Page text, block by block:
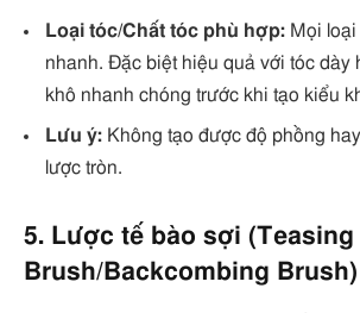
Loại tóc/Chất tóc phù hợp: Mọi
nhanh. Đặc biệt hiệu quả với tóc dày
khô nhanh chóng trước khi tạo kiểu
Lưu ý: Không tạo được độ phồng
lược tròn.
5. Lược tế bào sợi (Teasing
Brush/Backcombing Brush)